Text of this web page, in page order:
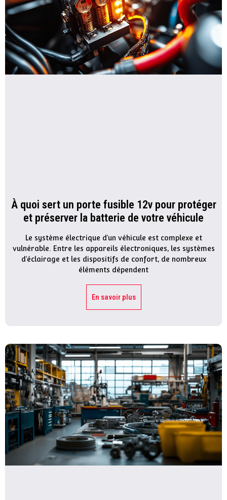
À quoi sert un porte fusible 12v pour protéger
et préserver la batterie de votre véhicule
Le système électrique d’un véhicule est complexe et
vulnérable. Entre les appareils électroniques, les systèmes
d’éclairage et les dispositifs de confort, de nombreux
éléments dépendent
En savoir plus